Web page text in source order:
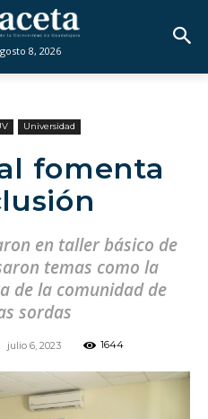
8, 2026
Universidad
fomenta
en taller básico de
temas como la
de la comunidad de
sordas
julio 6, 2023 1644